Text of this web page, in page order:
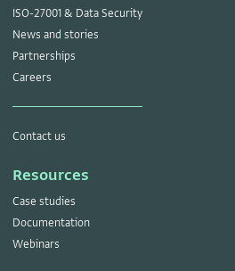
ISO-27001 & Data Security
News and stories
Partnerships
Careers
Contact us
Resources
Case studies
Documentation
Webinars